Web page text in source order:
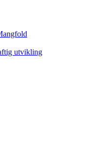
utvikling